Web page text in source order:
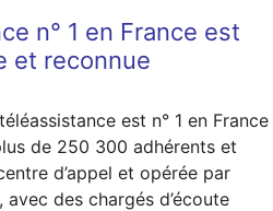
n° 1 en France est
et reconnue
est n° 1 en France
de 250 300 adhérents et
d’appel et opérée par
avec des chargés d’écoute